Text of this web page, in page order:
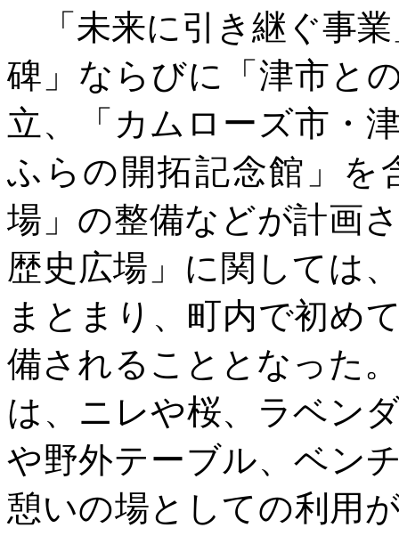
「未来に引き継ぐ事
碑」ならびに「津市と
立、「カムローズ市・
ふらの開拓記念館」を
場」の整備などが計画
歴史広場」に関しては
まとまり、町内で初め
備されることとなった
は、ニレや桜、ラベン
や野外テーブル、ベン
憩いの場としての利用